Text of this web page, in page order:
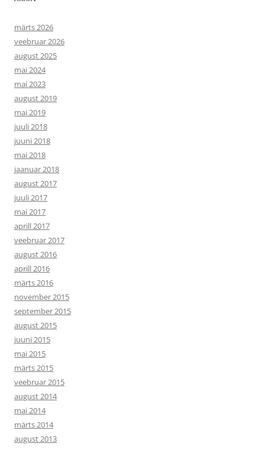
märts 2026
veebruar 2026
august 2025
mai 2024
mai 2023
august 2019
mai 2019
juuli 2018
juuni 2018
mai 2018
jaanuar 2018
august 2017
juuli 2017
mai 2017
aprill 2017
veebruar 2017
august 2016
aprill 2016
märts 2016
november 2015
september 2015
august 2015
juuni 2015
mai 2015
märts 2015
veebruar 2015
august 2014
mai 2014
märts 2014
august 2013